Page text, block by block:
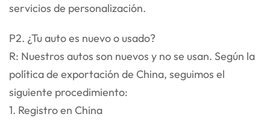
servicios de personalización.
P2. ¿Tu auto es nuevo o usado?
R: Nuestros autos son nuevos y no se usan. Según la
política de exportación de China, seguimos el
siguiente procedimiento:
1. Registro en China